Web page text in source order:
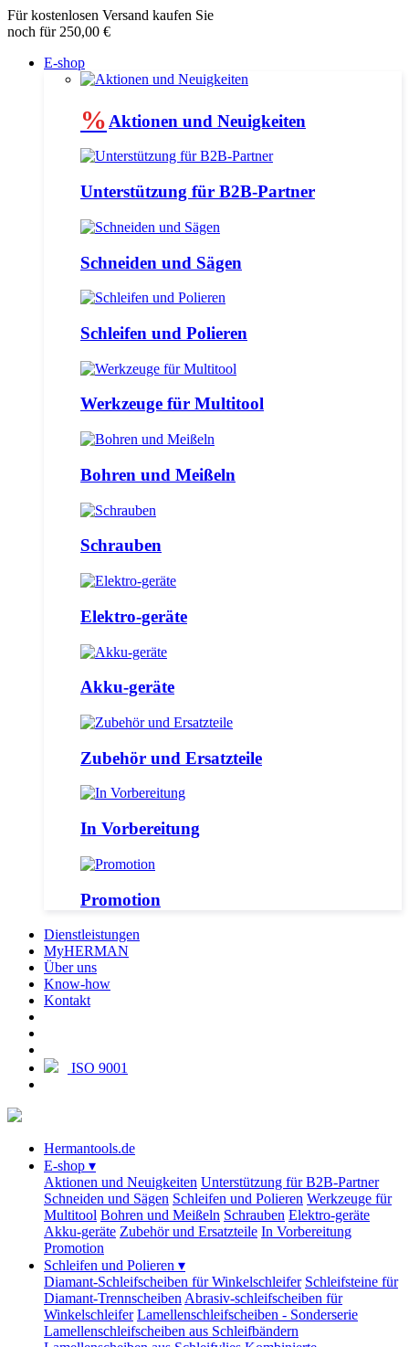
Für kostenlosen Versand kaufen Sie
noch für 250,00 €
E-shop
% Aktionen und Neuigkeiten
Unterstützung für B2B-Partner
Schneiden und Sägen
Schleifen und Polieren
Werkzeuge für Multitool
Bohren und Meißeln
Schrauben
Elektro-geräte
Akku-geräte
Zubehör und Ersatzteile
In Vorbereitung
Promotion
Dienstleistungen
MyHERMAN
Über uns
Know-how
Kontakt
ISO 9001
Hermantools.de
E-shop ▾
Aktionen und Neuigkeiten Unterstützung für B2B-Partner
Schneiden und Sägen Schleifen und Polieren Werkzeuge für
Multitool Bohren und Meißeln Schrauben Elektro-geräte
Akku-geräte Zubehör und Ersatzteile In Vorbereitung
Promotion
Schleifen und Polieren ▾
Diamant-Schleifscheiben für Winkelschleifer Schleifsteine für
Diamant-Trennscheiben Abrasiv-schleifscheiben für
Winkelschleifer Lamellenschleifscheiben - Sonderserie
Lamellenschleifscheiben aus Schleifbändern